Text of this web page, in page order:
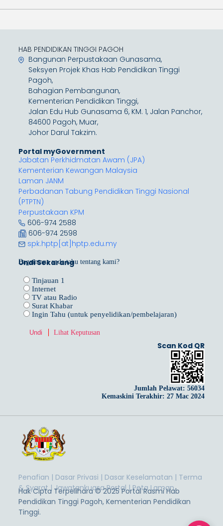
HAB PENDIDIKAN TINGGI PAGOH
Bangunan Perpustakaan Gunasama,
Seksyen Projek Khas Hab Pendidikan Tinggi
Pagoh,
Bahagian Pembangunan,
Kementerian Pendidikan Tinggi,
Jalan Edu Hub Gunasama 6, KM. 1, Jalan Panchor,
84600 Pagoh, Muar,
Johor Darul Takzim.
Portal myGovernment
Jabatan Perkhidmatan Awam (JPA)
Kementerian Kewangan Malaysia
Laman JANM
Perbadanan Tabung Pendidikan Tinggi Nasional
(PTPTN)
Perpustakaan KPM
606-974 2588
606-974 2598
spk.hptp[at]hptp.edu.my
Undi Sekarang
Bagaimana anda tahu tentang kami?
Tinjauan 1
Internet
TV atau Radio
Surat Khabar
Ingin Tahu (untuk penyelidikan/pembelajaran)
Lihat Keputusan
Scan Kod QR
Jumlah Pelawat:56034
Kemaskini Terakhir: 27 Mac 2024
Penafian | Dasar Privasi | Dasar Keselamatan | Terma
& Syarat| Jawatankuasa Portal|Peta Laman
Hak Cipta Terpelihara © 2025 Portal Rasmi Hab
Pendidikan Tinggi Pagoh, Kementerian Pendidikan
Tinggi.